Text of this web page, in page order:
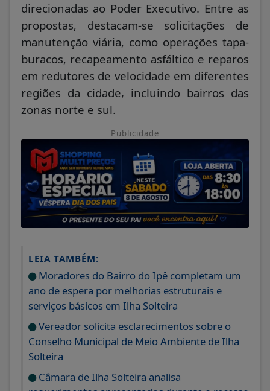
direcionadas ao Poder Executivo. Entre as
propostas, destacam-se solicitações de
manutenção viária, como operações tapa-
buracos, recapeamento asfáltico e reparos
em redutores de velocidade em diferentes
regiões da cidade, incluindo bairros das
zonas norte e sul.
Publicidade
LEIA TAMBÉM:
Moradores do Bairro do Ipê completam um
ano de espera por melhorias estruturais e
serviços básicos em Ilha Solteira
Vereador solicita esclarecimentos sobre o
Conselho Municipal de Meio Ambiente de Ilha
Solteira
Câmara de Ilha Solteira analisa